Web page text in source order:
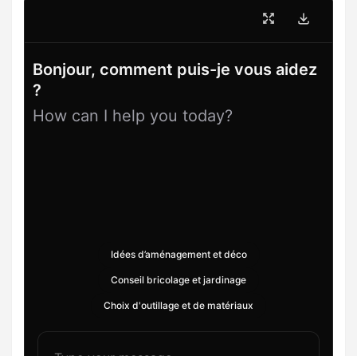
Bonjour, comment puis-je vous aidez
?
How can I help you today?
Idées d’aménagement et déco
Conseil bricolage et jardinage
Choix d'outillage et de matériaux